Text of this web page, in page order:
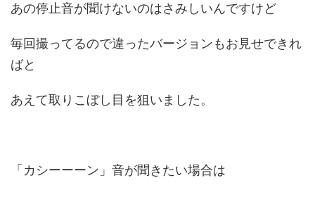
あの停止音が聞けないのはさみしいんですけど
毎回撮ってるので違ったバージョンもお見せできれ
ばと
あえて取りこぼし目を狙いました。
「カシーーーン」音が聞きたい場合は